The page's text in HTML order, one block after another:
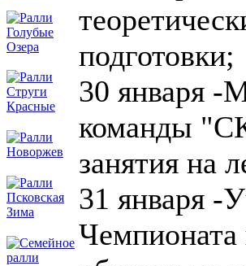
подготовки;
30 января -
команды
занятия на
31 января -
Чемпионата